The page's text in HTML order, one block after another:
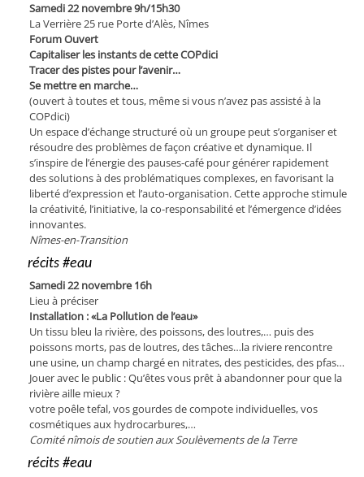
Samedi 22 novembre 9h/15h30
La Verrière 25 rue Porte d’Alès, Nîmes
Forum Ouvert
Capitaliser les instants de cette COPdici
Tracer des pistes pour l’avenir…
Se mettre en marche…
(ouvert à toutes et tous, même si vous n’avez pas assisté à la
COPdici)
Un espace d’échange structuré où un groupe peut s’or­ganiser et
résoudre des problèmes de façon créative et dynamique. Il
s’inspire de l’énergie des pauses-café pour générer rapidement
des solutions à des probléma­tiques complexes, en favorisant la
liberté d’expression et l’auto-organisation. Cette approche stimule
la créativité, l’initiative, la co-responsabilité et l’émergence d’idées
innovantes.
Nîmes-en-Transition
récits #eau
Samedi 22 novembre 16h
Lieu à préciser
Installation : «La Pollution de l’eau»
Un tissu bleu la rivière, des poissons, des loutres,… puis des
poissons morts, pas de loutres, des tâches…la riviere rencontre
une usine, un champ chargé en nitrates, des pesticides, des pfas…
Jouer avec le public : Qu’êtes vous prêt à abandonner pour que la
rivière aille mieux ?
votre poêle tefal, vos gourdes de compote individuelles, vos
cosmétiques aux hydrocarbures,…
Comité nîmois de soutien aux Soulèvements de la Terre
récits #eau